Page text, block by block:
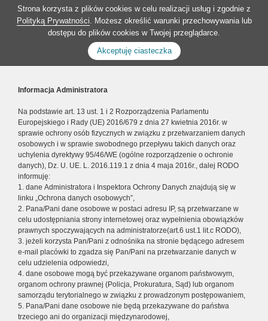
Strona korzysta z plików cookies w celu realizacji usług i zgodnie z
Polityką Prywatności. Możesz określić warunki przechowywania lub
dostępu do plików cookies w Twojej przeglądarce.
Akceptuję ciasteczka
Informacja Administratora
Na podstawie art. 13 ust. 1 i 2 Rozporządzenia Parlamentu
Europejskiego i Rady (UE) 2016/679 z dnia 27 kwietnia 2016r. w
sprawie ochrony osób fizycznych w związku z przetwarzaniem danych
osobowych i w sprawie swobodnego przepływu takich danych oraz
uchylenia dyrektywy 95/46/WE (ogólne rozporządzenie o ochronie
danych), Dz. U. UE. L. 2016.119.1 z dnia 4 maja 2016r., dalej RODO
informuję:
1. dane Administratora i Inspektora Ochrony Danych znajdują się w
linku „Ochrona danych osobowych”,
2. Pana/Pani dane osobowe w postaci adresu IP, są przetwarzane w
celu udostępniania strony internetowej oraz wypełnienia obowiązków
prawnych spoczywających na administratorze(art.6 ust.1 lit.c RODO),
3. jeżeli korzysta Pan/Pani z odnośnika na stronie będącego adresem
e-mail placówki to zgadza się Pan/Pani na przetwarzanie danych w
celu udzielenia odpowiedzi,
4. dane osobowe mogą być przekazywane organom państwowym,
organom ochrony prawnej (Policja, Prokuratura, Sąd) lub organom
samorządu terytorialnego w związku z prowadzonym postępowaniem,
5. Pana/Pani dane osobowe nie będą przekazywane do państwa
trzeciego ani do organizacji międzynarodowej,